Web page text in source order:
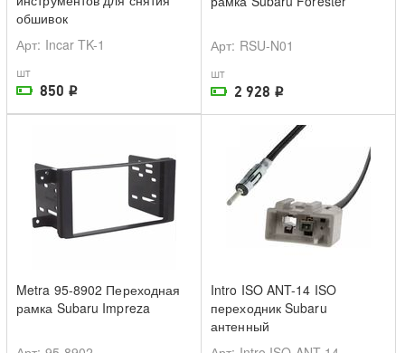
На складе поставщика
обшивок
Арт: Incar TK-1
шт
850 i На складе поставщика
Арт: RSU-N01
шт
2 928 i
Metra 95-8902 Переходная
рамка Subaru Impreza
Intro ISO ANT-14 ISO
переходник Subaru
антенный